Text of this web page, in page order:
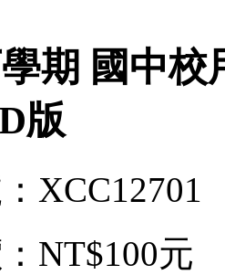
期 國中
版
XCC12701
NT$100元